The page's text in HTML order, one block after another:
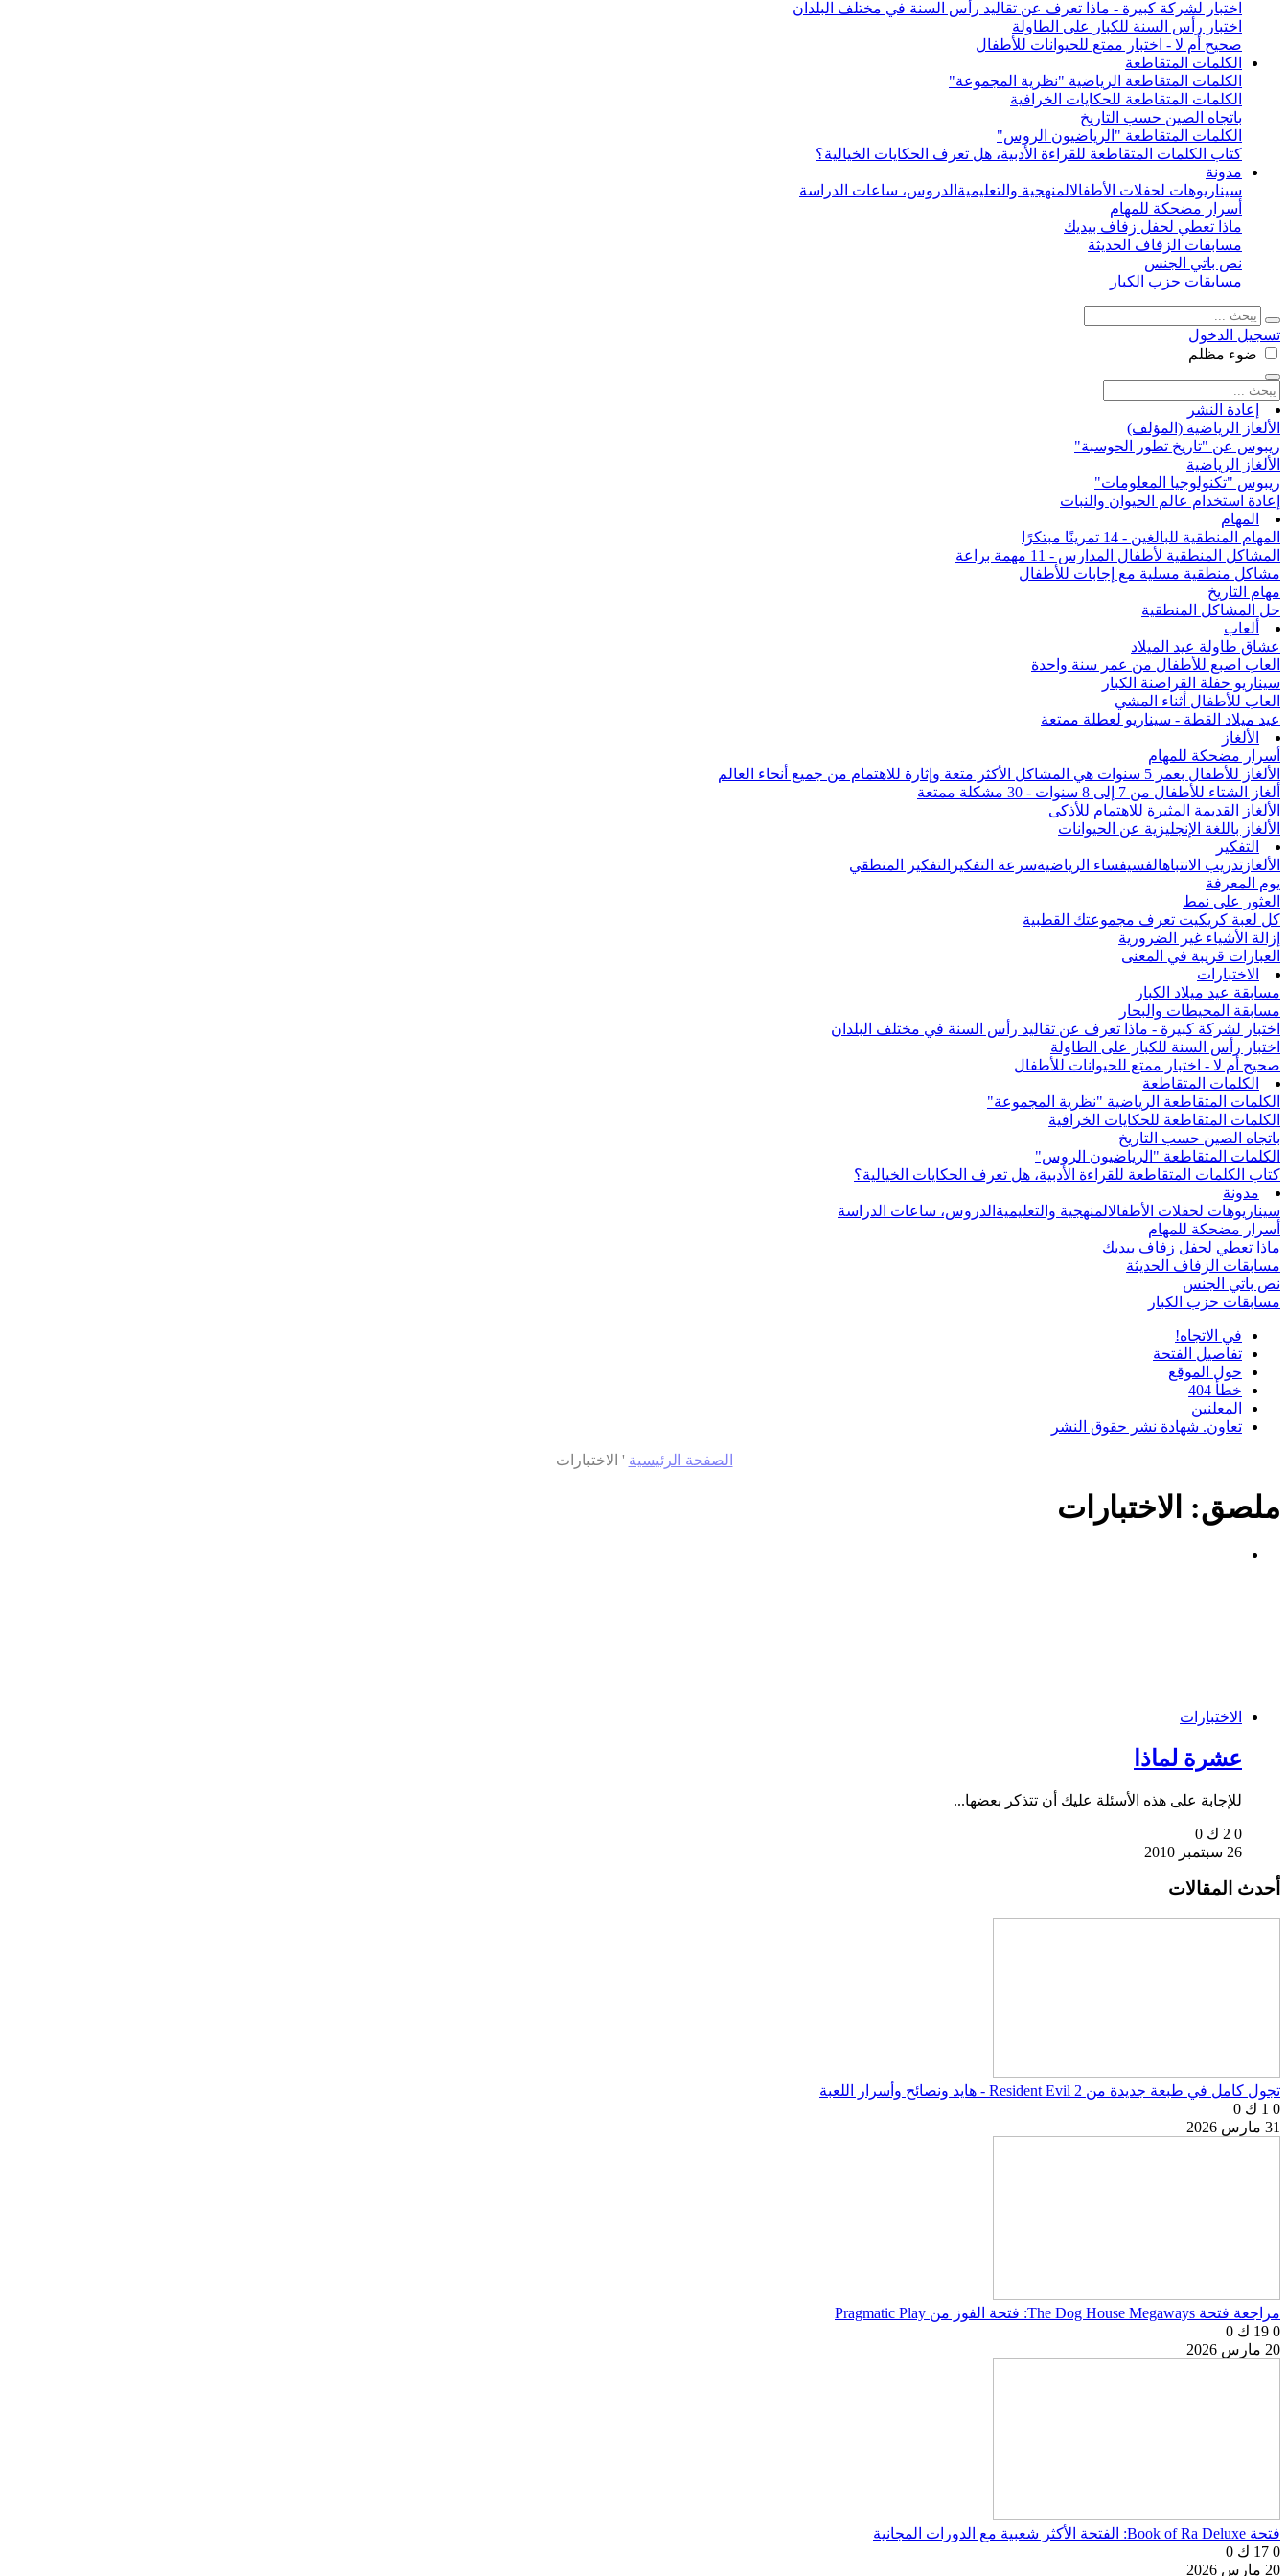
اختبار لشركة كبيرة - ماذا تعرف عن تقاليد رأس السنة في مختلف البلدان
اختبار رأس السنة للكبار على الطاولة
صحيح أم لا - اختبار ممتع للحيوانات للأطفال
الكلمات المتقاطعة
الكلمات المتقاطعة الرياضية "نظرية المجموعة"
الكلمات المتقاطعة للحكايات الخرافية
باتجاه الصين حسب التاريخ
الكلمات المتقاطعة "الرياضيون الروس"
كتاب الكلمات المتقاطعة للقراءة الأدبية، هل تعرف الحكايات الخيالية؟
مدونة
سيناريوهات لحفلات الأطفالالمنهجية والتعليمية الدروس، ساعات الدراسة
أسرار مضحكة للمهام
ماذا تعطي لحفل زفاف بيديك
مسابقات الزفاف الحديثة
نص باتي الجنس
مسابقات حزب الكبار
تسجيل الدخول
ضوء مظلم
إعادة النشر
الألغاز الرياضية (المؤلف)
ريبوس عن "تاريخ تطور الحوسبة"
الألغاز الرياضية
ريبوس "تكنولوجيا المعلومات"
إعادة استخدام عالم الحيوان والنبات
المهام
المهام المنطقية للبالغين - 14 تمرينًا مبتكرًا
المشاكل المنطقية لأطفال المدارس - 11 مهمة براعة
مشاكل منطقية مسلية مع إجابات للأطفال
مهام التاريخ
حل المشاكل المنطقية
ألعاب
عشاق طاولة عيد الميلاد
العاب اصبع للأطفال من عمر سنة واحدة
سيناريو حفلة القراصنة الكبار
العاب للأطفال أثناء المشي
عيد ميلاد القطة - سيناريو لعطلة ممتعة
الألغاز
أسرار مضحكة للمهام
الألغاز للأطفال بعمر 5 سنوات هي المشاكل الأكثر متعة وإثارة للاهتمام من جميع أنحاء العالم
ألغاز الشتاء للأطفال من 7 إلى 8 سنوات - 30 مشكلة ممتعة
الألغاز القديمة المثيرة للاهتمام للأذكى
الألغاز باللغة الإنجليزية عن الحيوانات
التفكير
الألغاز تدريب الانتباهالفسيفساء الرياضيةسرعة التفكير التفكير المنطقي
يوم المعرفة
العثور على نمط
كل لعبة كريكيت تعرف مجموعتك القطبية
إزالة الأشياء غير الضرورية
العبارات قريبة في المعنى
الاختبارات
مسابقة عيد ميلاد الكبار
مسابقة المحيطات والبحار
اختبار لشركة كبيرة - ماذا تعرف عن تقاليد رأس السنة في مختلف البلدان
اختبار رأس السنة للكبار على الطاولة
صحيح أم لا - اختبار ممتع للحيوانات للأطفال
الكلمات المتقاطعة
الكلمات المتقاطعة الرياضية "نظرية المجموعة"
الكلمات المتقاطعة للحكايات الخرافية
باتجاه الصين حسب التاريخ
الكلمات المتقاطعة "الرياضيون الروس"
كتاب الكلمات المتقاطعة للقراءة الأدبية، هل تعرف الحكايات الخيالية؟
مدونة
سيناريوهات لحفلات الأطفالالمنهجية والتعليمية الدروس، ساعات الدراسة
أسرار مضحكة للمهام
ماذا تعطي لحفل زفاف بيديك
مسابقات الزفاف الحديثة
نص باتي الجنس
مسابقات حزب الكبار
في الاتجاه!
تفاصيل الفتحة
حول الموقع
خطأ 404
المعلنين
تعاون. شهادة نشر حقوق النشر
الصفحة الرئيسية ' الاختبارات
ملصق: الاختبارات
الاختبارات
عشرة لماذا
للإجابة على هذه الأسئلة عليك أن تتذكر بعضها...
0 2 ك
0
26 سبتمبر 2010
أحدث المقالات
تجول كامل في طبعة جديدة من Resident Evil 2 - هايد ونصائح وأسرار اللعبة
0 1 ك
0
31 مارس 2026
مراجعة فتحة The Dog House Megaways: فتحة الفوز من Pragmatic Play
0 19 ك
0
20 مارس 2026
فتحة Book of Ra Deluxe: الفتحة الأكثر شعبية مع الدورات المجانية
0 17 ك
0
20 مارس 2026